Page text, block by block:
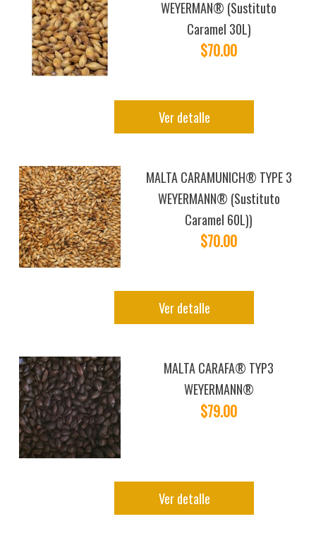
WEYERMAN® (Sustituto
Caramel 30L)
$70.00
Ver detalle
MALTA CARAMUNICH® TYPE 3
WEYERMANN® (Sustituto
Caramel 60L))
$70.00
Ver detalle
MALTA CARAFA® TYP3
WEYERMANN®
$79.00
Ver detalle